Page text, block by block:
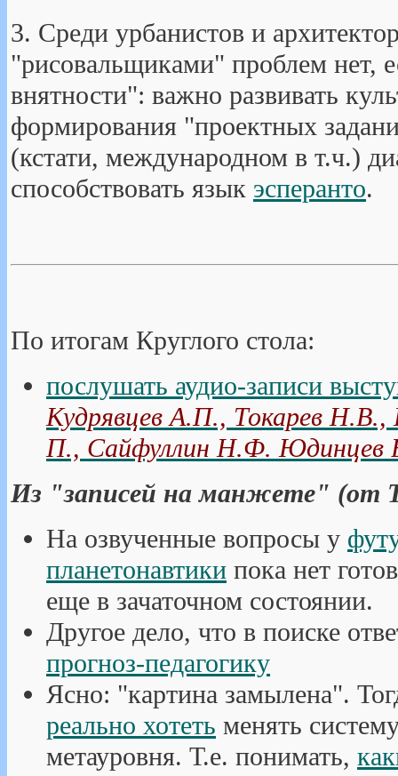
3. Среди урбанистов и
"рисовальщиками" проблем нет,
внятности": важно развивать
формирования "проектных
(кстати, международном в т.ч.)
способствовать язык эсперанто.
По итогам Круглого стола:
послушать аудио-записи
Кудрявцев А.П., Токарев
П., Сайфуллин Н.Ф. Юдинцев
Из "записей на манжете" (от
На озвученные вопросы у
планетонавтики пока нет
еще в зачаточном состоянии.
Другое дело, что в поиске
прогноз-педагогику
Ясно: "картина замылена".
реально хотеть менять
метауровня. Т.е. понимать,